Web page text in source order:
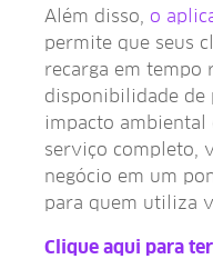
Além disso, o
permite que seus
recarga em tempo
disponibilidade de
impacto ambiental
serviço completo,
negócio em um
para quem utiliza
Clique aqui para